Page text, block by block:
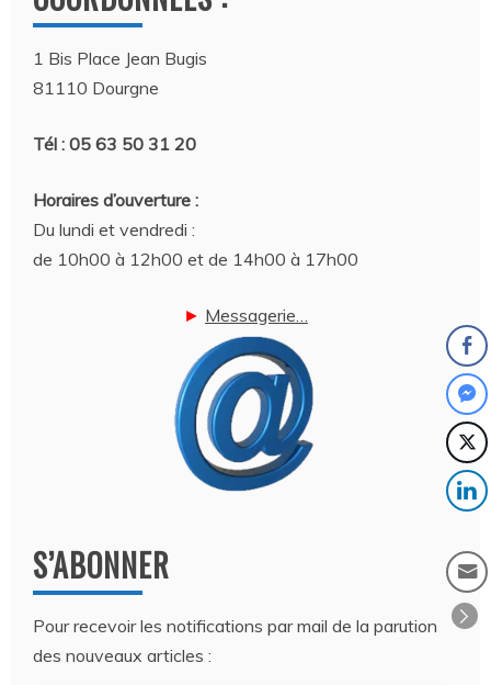
1 Bis Place Jean Bugis
81110 Dourgne
Tél : 05 63 50 31 20
Horaires d’ouverture :
Du lundi et vendredi :
de 10h00 à 12h00 et de 14h00 à 17h00
► Messagerie…
S’ABONNER
Pour recevoir les notifications par mail de la parution
des nouveaux articles :